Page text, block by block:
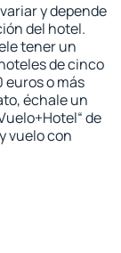
y depende
del hotel.
tener un
de cinco
euros o más
échale un
de
vuelo con